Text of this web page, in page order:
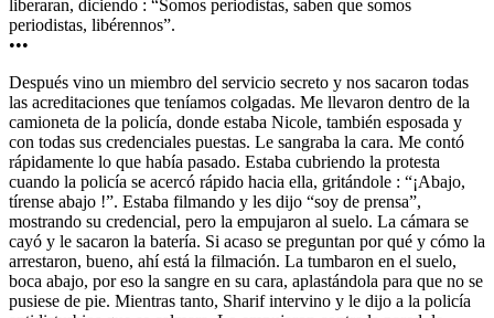
liberaran, diciendo : “Somos periodistas, saben que somos
periodistas, libérennos”.
•••
Después vino un miembro del servicio secreto y nos sacaron todas
las acreditaciones que teníamos colgadas. Me llevaron dentro de la
camioneta de la policía, donde estaba Nicole, también esposada y
con todas sus credenciales puestas. Le sangraba la cara. Me contó
rápidamente lo que había pasado. Estaba cubriendo la protesta
cuando la policía se acercó rápido hacia ella, gritándole : “¡Abajo,
tírense abajo !”. Estaba filmando y les dijo “soy de prensa”,
mostrando su credencial, pero la empujaron al suelo. La cámara se
cayó y le sacaron la batería. Si acaso se preguntan por qué y cómo la
arrestaron, bueno, ahí está la filmación. La tumbaron en el suelo,
boca abajo, por eso la sangre en su cara, aplastándola para que no se
pusiese de pie. Mientras tanto, Sharif intervino y le dijo a la policía